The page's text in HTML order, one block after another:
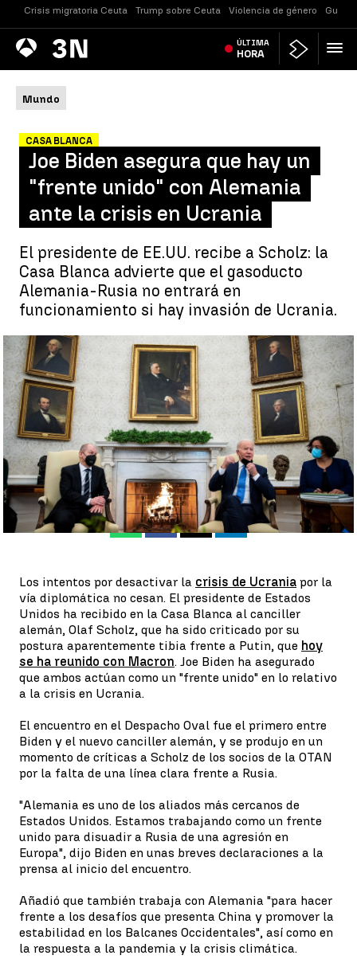
Crisis migratoria Ceuta Trump sobre Ceuta Violencia de género
Antena
3 Noticias ÚLTIMA
HORA
Mundo
CASA BLANCA
Joe Biden asegura que hay un
"frente unido" con Alemania
ante la crisis en Ucrania
El presidente de EE.UU. recibe a Scholz: la
Casa Blanca advierte que el gasoducto
Alemania-Rusia no entrará en
funcionamiento si hay invasión de Ucrania.
Biden asegura que hay un "frente unido" con Scholz ante la crisis
en Ucrania |
Efe
Antena 3 Noticias
Publicado:07 de febrero de 2022, 21:49
WhatsappFacebook
X Linkedin
Los intentos por desactivar la crisis de Ucrania por la
vía diplomática no cesan. El presidente de Estados
Unidos ha recibido en la Casa Blanca al canciller
alemán, Olaf Scholz, que ha sido criticado por su
postura aparentemente tibia frente a Putin, que hoy
se ha reunido con Macron. Joe Biden ha asegurado
que ambos actúan como un "frente unido" en lo relativo
a la crisis en Ucrania.
El encuentro en el Despacho Oval fue el primero entre
Biden y el nuevo canciller alemán, y se produjo en un
momento de críticas a Scholz de los socios de la OTAN
por la falta de una línea clara frente a Rusia.
"Alemania es uno de los aliados más cercanos de
Estados Unidos. Estamos trabajando como un frente
unido para disuadir a Rusia de una agresión en
Europa", dijo Biden en unas breves declaraciones a la
prensa al inicio del encuentro.
Añadió que también trabaja con Alemania "para hacer
frente a los desafíos que presenta China y promover la
estabilidad en los Balcanes Occidentales", así como en
la respuesta a la pandemia y la crisis climática.